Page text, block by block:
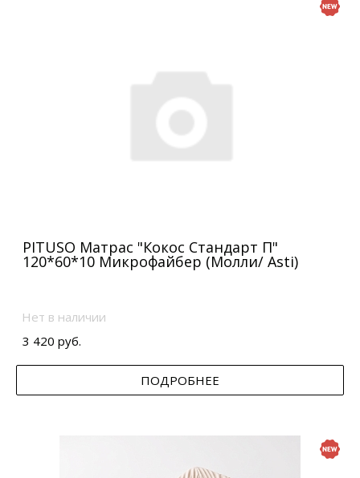
PITUSO Матрас "Кокос Стандарт П"
120*60*10 Микрофайбер (Молли/ Asti)
Нет в наличии
3 420 руб.
ПОДРОБНЕЕ